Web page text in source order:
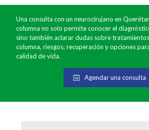
Una consulta con un neurocirujano en
columna no solo permite conocer el
sino también aclarar dudas sobre
columna, riesgos, recuperación y opciones
calidad de vida.
Agendar una consulta